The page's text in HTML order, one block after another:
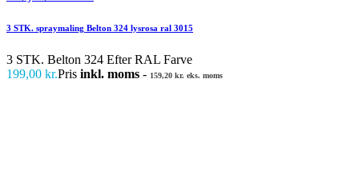
3 STK. spraymaling Belton 324 lysrosa ral 3015
3 STK. Belton 324 Efter RAL Farve
199,00 kr.Pris inkl. moms - 159,20 kr. eks. moms